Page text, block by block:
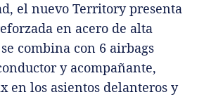
el nuevo Territory presenta
en acero de alta
combina con 6 airbags
y acompañante,
en los asientos delanteros y